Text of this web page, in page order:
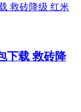
下载 救砖降